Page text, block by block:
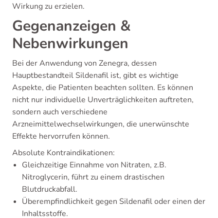
Wirkung zu erzielen.
Gegenanzeigen &
Nebenwirkungen
Bei der Anwendung von Zenegra, dessen
Hauptbestandteil Sildenafil ist, gibt es wichtige
Aspekte, die Patienten beachten sollten. Es können
nicht nur individuelle Unverträglichkeiten auftreten,
sondern auch verschiedene
Arzneimittelwechselwirkungen, die unerwünschte
Effekte hervorrufen können.
Absolute Kontraindikationen:
Gleichzeitige Einnahme von Nitraten, z.B.
Nitroglycerin, führt zu einem drastischen
Blutdruckabfall.
Überempfindlichkeit gegen Sildenafil oder einen der
Inhaltsstoffe.